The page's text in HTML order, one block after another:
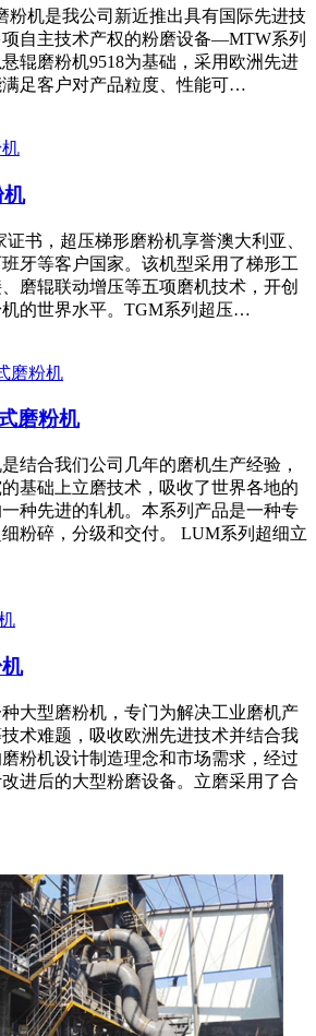
粉机是我公司新近推出具有国际先进技
自主技术产权的粉磨设备—MTW系列
辊磨粉机9518为基础，采用欧洲先进
足客户对产品粒度、性能可…
机
书，超压梯形磨粉机享誉澳大利亚、
牙等客户国家。该机型采用了梯形工
磨辊联动增压等五项磨机技术，开创
的世界水平。TGM系列超压…
磨粉机
结合我们公司几年的磨机生产经验，
基础上立磨技术，吸收了世界各地的
种先进的轧机。本系列产品是一种专
粉碎，分级和交付。 LUM系列超细立
大型磨粉机，专门为解决工业磨机产
术难题，吸收欧洲先进技术并结合我
粉机设计制造理念和市场需求，经过
进后的大型粉磨设备。立磨采用了合